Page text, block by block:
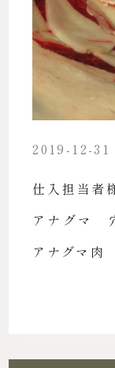
2019-12-31
仕入担当
アナグマ
アナグマ